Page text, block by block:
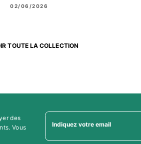
02/06/2026
TOUTE LA COLLECTION
des
Vous
Indiquez votre email